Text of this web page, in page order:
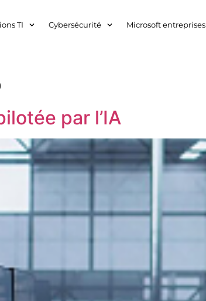
TI Cybersécurité Microsoft entreprises
par l’IA